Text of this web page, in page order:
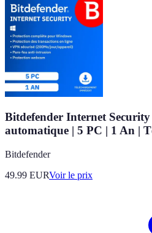
Bitdefender Internet
automatique | 5 PC | 1 An |
Bitdefender
49.99 EURVoir le prix